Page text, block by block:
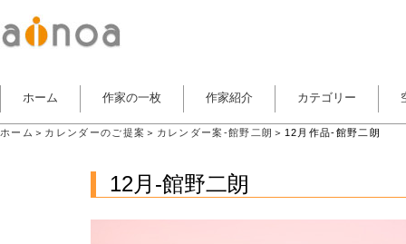
ホーム 作家の一枚 作家紹介 カテゴリー
ホーム ＞ カレンダーのご提案 ＞ カレンダー案-館野二朗 ＞12月作品-館野二朗
12月-館野二朗